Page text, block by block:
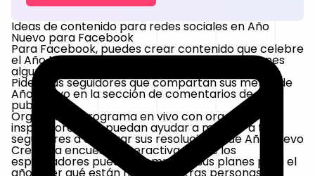
Ideas de contenido para redes sociales en Año
Nuevo para Facebook
Para Facebook, puedes crear contenido que celebre
el Año Nuevo con un mensaje positivo. Aquí tienes
algunas ideas:
Pide a tus seguidores que compartan susmetas de
Año Nuevoen la sección de comentarios de una
publicación
Organiza un programa en vivo con oradores
inspiradores que puedan ayudar a motivar a tus
seguidores a alcanzar sus resoluciones de Año Nuevo
Crea una encuesta interactiva donde los
espectadores puedan compartir sus planes para el